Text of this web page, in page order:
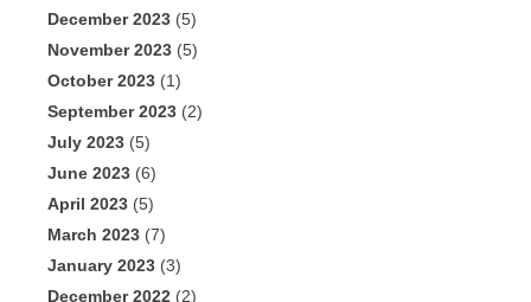
December 2023 (5)
November 2023 (5)
October 2023 (1)
September 2023 (2)
July 2023 (5)
June 2023 (6)
April 2023 (5)
March 2023 (7)
January 2023 (3)
December 2022 (2)